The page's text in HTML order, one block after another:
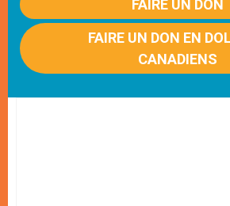
FAIRE UN DON
FAIRE UN DON EN
CANADIENS